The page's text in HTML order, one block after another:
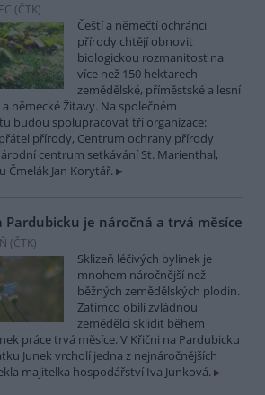
(ČTK)
Čeští a němečtí ochránci
přírody chtějí obnovit
biologickou rozmanitost na
více než 150 hektarech
zemědělské, příměstské a lesní
německé Žitavy. Na společném
budou spolupracovat tři organizace:
přírody, Centrum ochrany přírody
centrum setkávání St. Marienthal,
Čmelák Jan Korytář.
Pardubicku je náročná a trvá měsíce
(ČTK)
Sklizeň léčivých bylinek je
mnohem náročnější než
běžných zemědělských plodin.
Zatímco obilí zvládnou
zemědělci sklidit během
práce trvá měsíce. V Křični na Pardubicku
Junek vrcholí jedna z nejnáročnějších
majitelka hospodářství Iva Junková.